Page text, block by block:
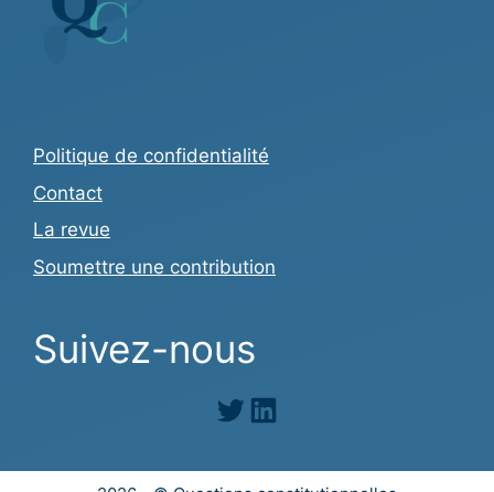
Politique de confidentialité
Contact
La revue
Soumettre une contribution
Suivez-nous
TwitterLinkedIn